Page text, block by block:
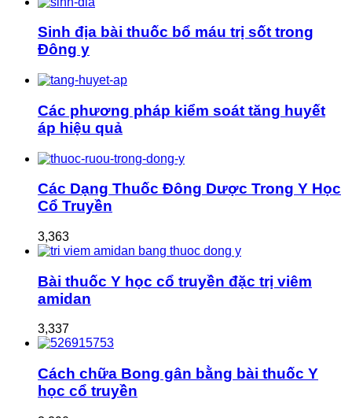
Sinh địa bài thuốc bổ máu trị sốt trong
Đông y
Các phương pháp kiểm soát tăng huyết
áp hiệu quả
Các Dạng Thuốc Đông Dược Trong Y Học
Cổ Truyền
3,363
Bài thuốc Y học cổ truyền đặc trị viêm
amidan
3,337
Cách chữa Bong gân bằng bài thuốc Y
học cổ truyền